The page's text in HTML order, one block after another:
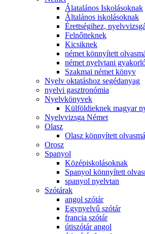
Álatalános Iskolásoknak
Általános iskolásoknak
Érettségihez,
Felnőtteknek
Kicsiknek
német könnyített
német nyelvtani
Szakmai német könyv
Nyelv oktatáshoz segédanyag
nyelvi gasztronómia
Nyelvkönyvek
Külföldieknek magyar
Nyelvvizsga Német
Olasz
Olasz könnyített
Orosz
Spanyol
Középiskolásoknak
Spanyol könnyített
spanyol nyelvtan
Szótárak
angol szótár
Egynyelvű szótár
francia szótár
útiszótár angol